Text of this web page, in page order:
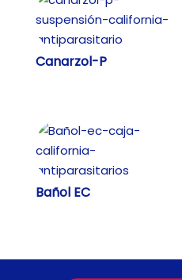
Canarzol-P
Bañol EC